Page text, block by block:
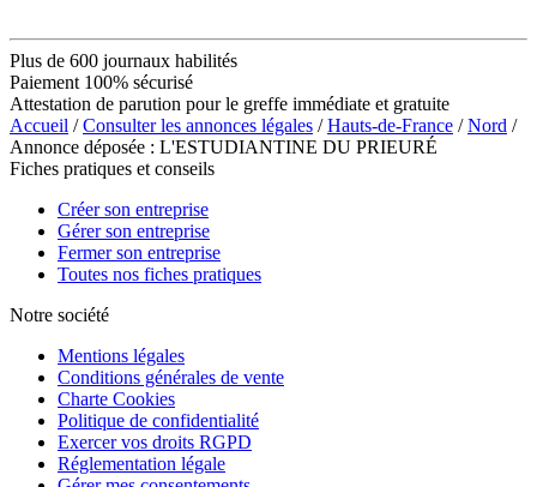
Plus de 600 journaux habilités
Paiement 100% sécurisé
Attestation de parution pour le greffe immédiate et gratuite
Accueil /Consulter les annonces légales /Hauts-de-France /Nord /
Annonce déposée : L'ESTUDIANTINE DU PRIEURÉ
Fiches pratiques et conseils
Créer son entreprise
Gérer son entreprise
Fermer son entreprise
Toutes nos fiches pratiques
Notre société
Mentions légales
Conditions générales de vente
Charte Cookies
Politique de confidentialité
Exercer vos droits RGPD
Réglementation légale